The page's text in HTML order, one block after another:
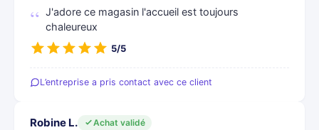
J'adore ce magasin l'accueil est toujours
chaleureux
5/5
L’entreprise a pris contact avec ce client
Robine L.
Achat validé